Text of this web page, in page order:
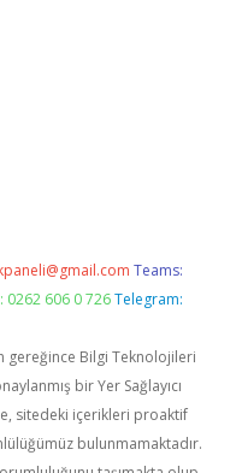
Teams:
0262 606 0 726 Telegram:
gereğince Bilgi Teknolojileri
bir Yer Sağlayıcı
sitedeki içerikleri proaktif
bulunmamaktadır.